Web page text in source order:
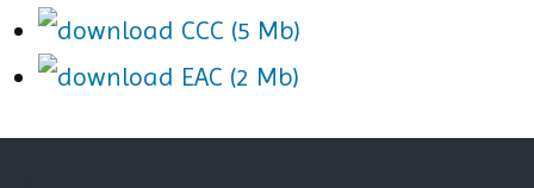
CCC (5 Mb)
EAC (2 Mb)